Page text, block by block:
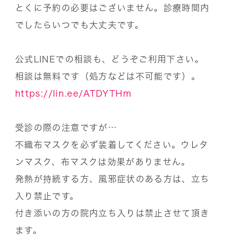
とくに予約の必要はございません。診療時間内
でしたらいつでも大丈夫です。
公式LINEでの相談も、どうぞご利用下さい。
相談は無料です（処方などは不可能です）。
https://lin.ee/ATDYTHm
受診の際の注意ですが…
不織布マスクを必ず装着してください。ウレタ
ンマスク、布マスクは効果がありません。
発熱が持続する方、風邪症状のある方は、立ち
入り禁止です。
付き添いの方の院内立ち入りは禁止させて頂き
ます。